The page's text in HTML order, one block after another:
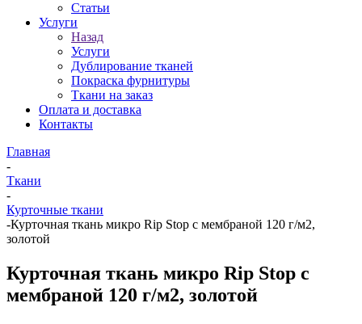
Статьи
Услуги
Назад
Услуги
Дублирование тканей
Покраска фурнитуры
Ткани на заказ
Оплата и доставка
Контакты
Главная
-
Ткани
-
Курточные ткани
-Курточная ткань микро Rip Stop с мембраной 120 г/м2,
золотой
Курточная ткань микро Rip Stop с
мембраной 120 г/м2, золотой